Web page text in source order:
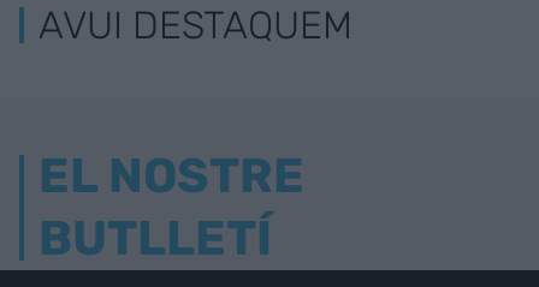
AVUI DESTAQUEM
EL NOSTRE
BUTLLETÍ